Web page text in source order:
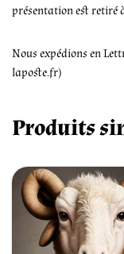
présentation est retiré
Nous expédions en
laposte.fr)
Produits